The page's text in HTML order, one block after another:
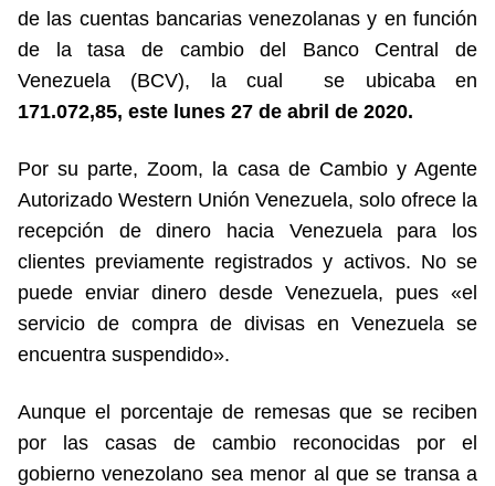
de las cuentas bancarias venezolanas y en función
de la tasa de cambio del Banco Central de
Venezuela (BCV), la cual se ubicaba en
171.072,85, este lunes 27 de abril de 2020.
Por su parte, Zoom, la casa de Cambio y Agente
Autorizado Western Unión Venezuela, solo ofrece la
recepción de dinero hacia Venezuela para los
clientes previamente registrados y activos. No se
puede enviar dinero desde Venezuela, pues «el
servicio de compra de divisas en Venezuela se
encuentra suspendido».
Aunque el porcentaje de remesas que se reciben
por las casas de cambio reconocidas por el
gobierno venezolano sea menor al que se transa a